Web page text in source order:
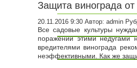
Защита винограда
20.11.2016 9:30 Автор: admin
Все садовые культуры
поражении этими
вредителями винограда
неэффективными. Как же